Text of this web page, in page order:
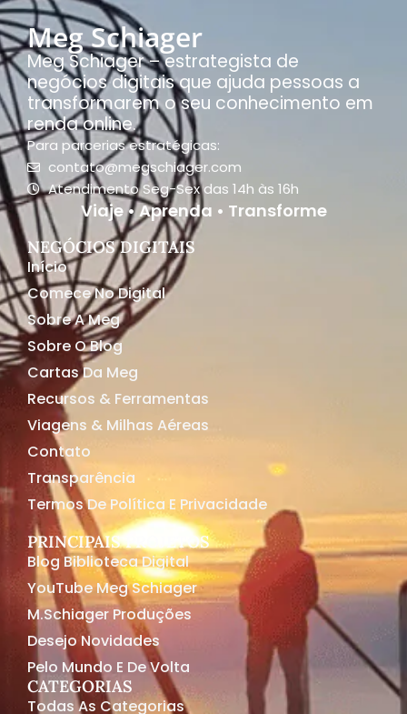
Meg Schiager
Meg Schiager – estrategista de
negócios digitais que ajuda pessoas a
transformarem o seu conhecimento em
renda online.
Para parcerias estratégicas:
contato@megschiager.com
Atendimento Seg-Sex das 14h às 16h
Viaje • Aprenda • Transforme
NEGÓCIOS DIGITAIS
Início
Comece No Digital
Sobre A Meg
Sobre O Blog
Cartas Da Meg
Recursos & Ferramentas
Viagens & Milhas Aéreas
Contato
Transparência
Termos De Política E Privacidade
PRINCIPAIS PROJETOS
Blog Biblioteca Digital
YouTube Meg Schiager
M.Schiager Produções
Desejo Novidades
Pelo Mundo E De Volta
CATEGORIAS
Todas As Categorias